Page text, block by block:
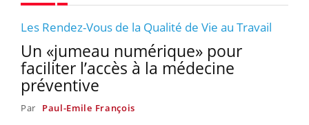
Les Rendez-Vous de la Qualité de Vie au Travail
Un «jumeau numérique» pour
faciliter l’accès à la médecine
préventive
Par Paul-Emile François